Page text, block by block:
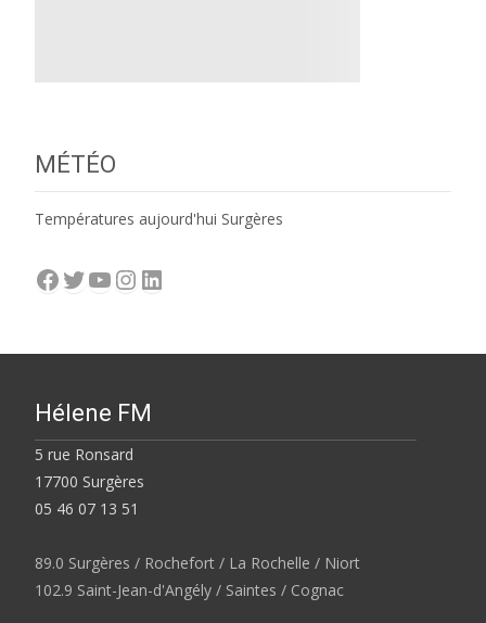
MÉTÉO
Températures aujourd'hui Surgères
Facebook
Twitter
YouTube
Instagram
LinkedIn
Hélene FM
5 rue Ronsard
17700 Surgères
05 46 07 13 51
89.0 Surgères / Rochefort / La Rochelle / Niort
102.9 Saint-Jean-d'Angély / Saintes / Cognac